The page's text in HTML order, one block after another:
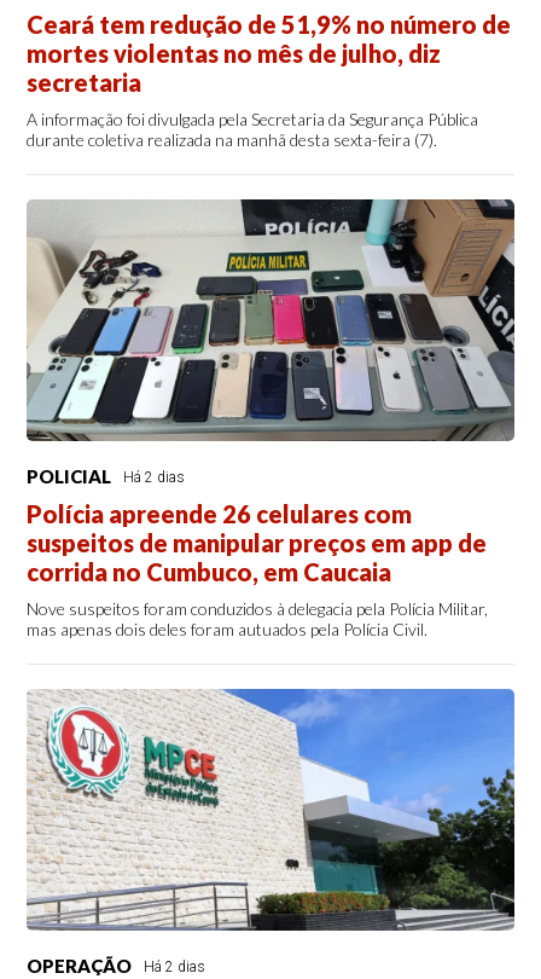
Ceará tem redução de 51,9% no número de
mortes violentas no mês de julho, diz
secretaria
A informação foi divulgada pela Secretaria da Segurança Pública
durante coletiva realizada na manhã desta sexta-feira (7).
POLICIAL Há 2 dias
Polícia apreende 26 celulares com
suspeitos de manipular preços em app de
corrida no Cumbuco, em Caucaia
Nove suspeitos foram conduzidos à delegacia pela Polícia Militar,
mas apenas dois deles foram autuados pela Polícia Civil.
OPERAÇÃO Há 2 dias